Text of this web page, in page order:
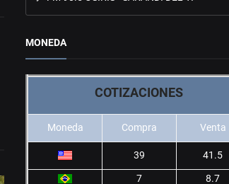
MONEDA
COTIZACIONES
Moneda Compra Venta
39 41.5
7
8.7